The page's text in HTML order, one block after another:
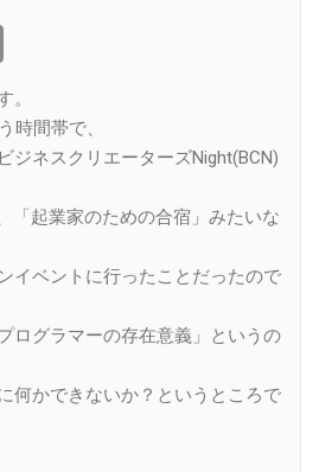
Link
。
時間帯で、
ジネスクリエーターズNight(BCN)
「起業家のための合宿」みたいな
イベントに行ったことだったので
ログラマーの存在意義」というの
何かできないか？というところで